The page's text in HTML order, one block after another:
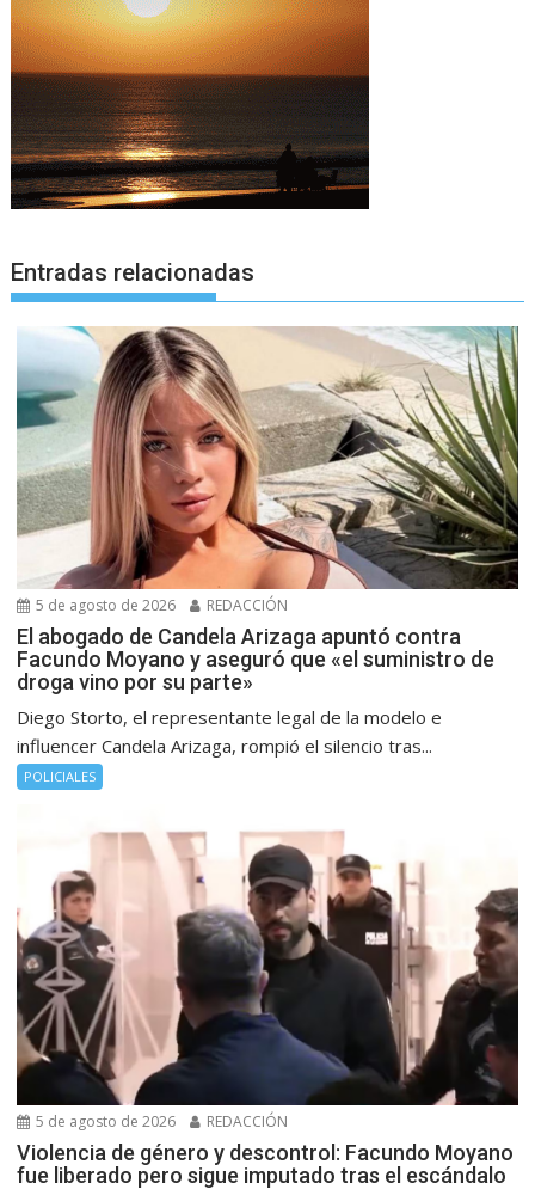
Entradas relacionadas
5 de agosto de 2026 REDACCIÓN
El abogado de Candela Arizaga apuntó contra
Facundo Moyano y aseguró que «el suministro de
droga vino por su parte»
Diego Storto, el representante legal de la modelo e
influencer Candela Arizaga, rompió el silencio tras...
POLICIALES
5 de agosto de 2026 REDACCIÓN
Violencia de género y descontrol: Facundo Moyano
fue liberado pero sigue imputado tras el escándalo